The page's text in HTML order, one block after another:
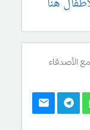
الأصدقاء